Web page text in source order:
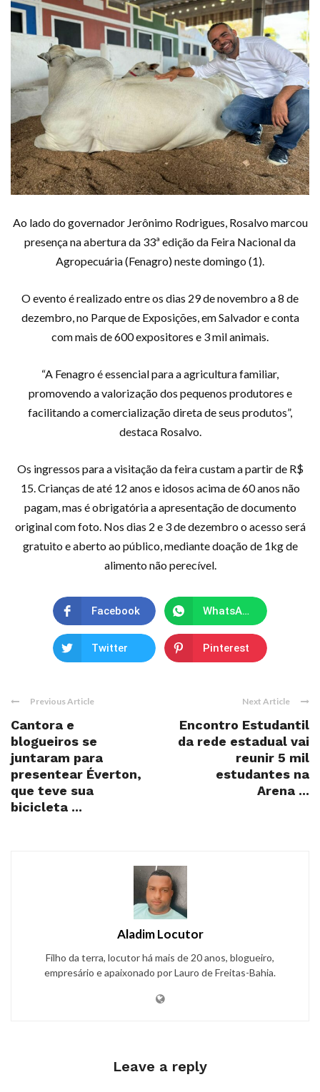
Ao lado do governador Jerônimo Rodrigues, Rosalvo marcou
presença na abertura da 33ª edição da Feira Nacional da
Agropecuária (Fenagro) neste domingo (1).
O evento é realizado entre os dias 29 de novembro a 8 de
dezembro, no Parque de Exposições, em Salvador e conta
com mais de 600 expositores e 3 mil animais.
“A Fenagro é essencial para a agricultura familiar,
promovendo a valorização dos pequenos produtores e
facilitando a comercialização direta de seus produtos”,
destaca Rosalvo.
Os ingressos para a visitação da feira custam a partir de R$
15. Crianças de até 12 anos e idosos acima de 60 anos não
pagam, mas é obrigatória a apresentação de documento
original com foto. Nos dias 2 e 3 de dezembro o acesso será
gratuito e aberto ao público, mediante doação de 1kg de
alimento não perecível.
Facebook WhatsApp
Twitter Pinterest
Previous Article
Cantora e
blogueiros se
juntaram para
presentear Éverton,
que teve sua
bicicleta ...
Next Article
Encontro Estudantil
da rede estadual vai
reunir 5 mil
estudantes na
Arena ...
Aladim Locutor
Filho da terra, locutor há mais de 20 anos, blogueiro,
empresário e apaixonado por Lauro de Freitas-Bahia.
Leave a reply